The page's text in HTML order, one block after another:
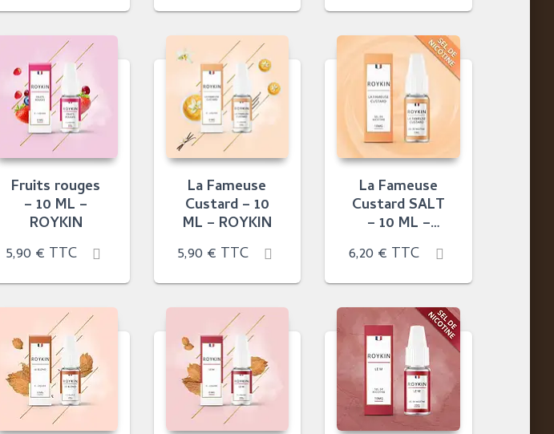
Fruits rouges
– 10 ML –
ROYKIN
5,90 € TTC
La Fameuse
Custard – 10
ML – ROYKIN
5,90 € TTC
La Fameuse
Custard SALT
– 10 ML –
ROKIN
6,20 € TTC